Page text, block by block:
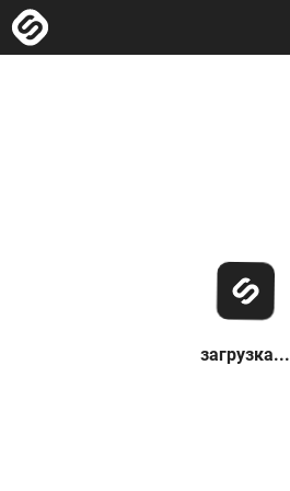
загрузка...